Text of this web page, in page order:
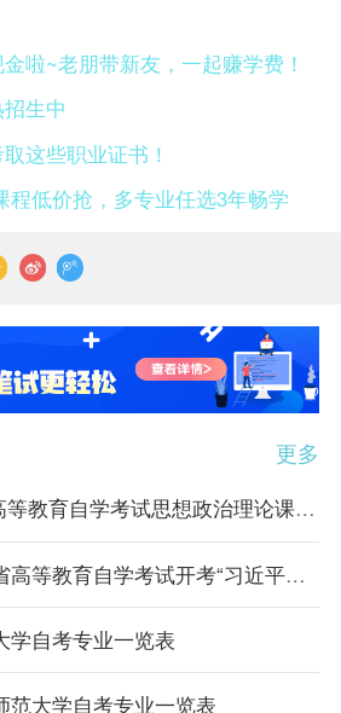
啦~老朋带新友，一起赚学费！
生中
这些职业证书！
程低价抢，多专业任选3年畅学
更多
关于调整山东省高等教育自学考试思想政治理论课课程设置的通知
2024年10月山东省高等教育自学考试开考“习近平新时代中国特色社会主义思想概论”课程的通知
学自考专业一览表
范大学自考专业一览表